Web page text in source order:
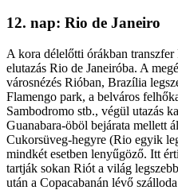
12. nap: Rio de Janeiro
A kora délelőtti órákban transzfer
elutazás Rio de Janeiróba. A
városnézés Rióban, Brazília
Flamengo park, a belváros
Sambodromo stb., végül utazás
Guanabara-öböl bejárata mellett
Cukorsüveg-hegyre (Rio egyik
mindkét esetben lenyűgöző. Itt
tartják sokan Riót a világ
után a Copacabanán lévő